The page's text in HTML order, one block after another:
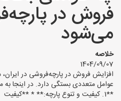
پارچه فروشی فروش در
می‌شود
خلاصه
1404/09/07
افزایش فروش در پارچه‌فروشی در
عوامل متعددی بستگی دارد. در اینجا به
**1. کیفیت و تنوع پارچه:** * **کیفیت